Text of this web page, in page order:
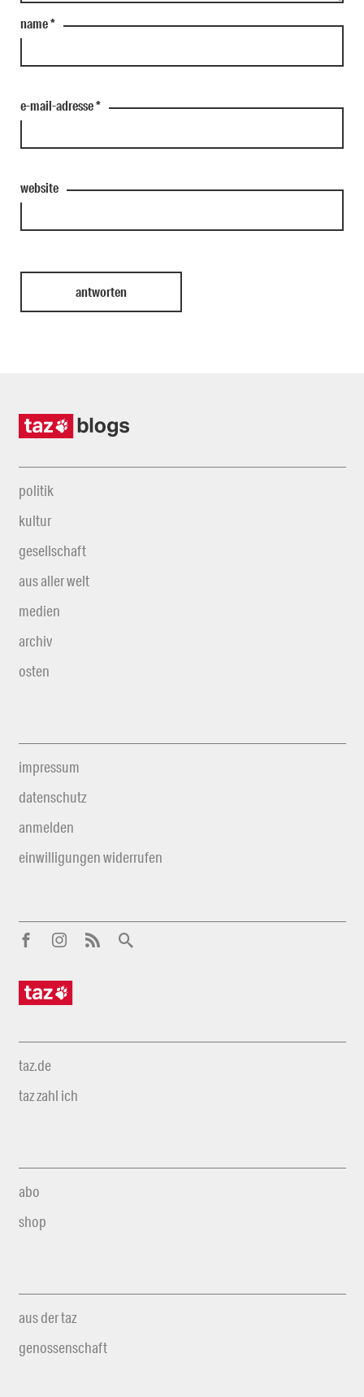
name*
e-mail-adresse*
website
politik
kultur
gesellschaft
aus aller welt
medien
archiv
osten
impressum
datenschutz
anmelden
einwilligungen widerrufen
taz.de
taz zahl ich
abo
shop
aus der taz
genossenschaft